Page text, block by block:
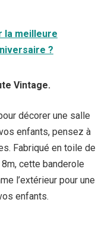
la meilleure
?
Vintage.
décorer une salle
enfants, pensez à
Fabriqué en toile de
cette banderole
l’extérieur pour une
enfants.